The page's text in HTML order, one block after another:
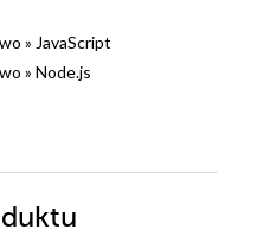
» JavaScript
» Node.js